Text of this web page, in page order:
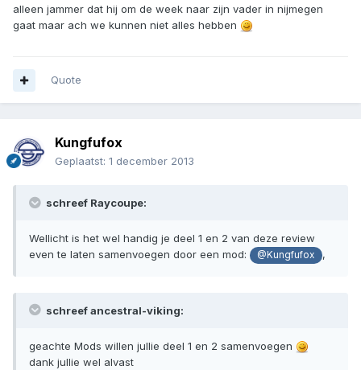
alleen jammer dat hij om de week naar zijn vader in nijmegen
gaat maar ach we kunnen niet alles hebben
Quote
Kungfufox
Geplaatst: 1 december 2013
schreef Raycoupe:
Wellicht is het wel handig je deel 1 en 2 van deze review
even te laten samenvoegen door een mod:
@Kungfufox ,
schreef ancestral-viking:
geachte Mods willen jullie deel 1 en 2 samenvoegen
dank jullie wel alvast